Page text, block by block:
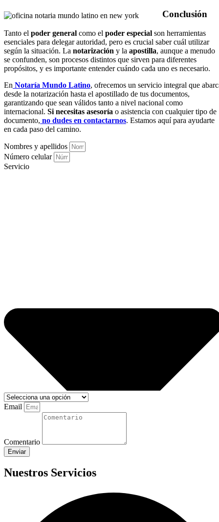
Conclusión
Tanto el poder general como el poder especial son herramientas
esenciales para delegar autoridad, pero es crucial saber cuál utilizar
según la situación. La notarización y la apostilla, aunque a menudo
se confunden, son procesos distintos que sirven para diferentes
propósitos, y es importante entender cuándo cada uno es necesario.
En Notaría Mundo Latino, ofrecemos un servicio integral que
desde la notarización hasta el apostillado de tus documentos,
garantizando que sean válidos tanto a nivel nacional como
internacional. Si necesitas asesoría o asistencia con cualquier tipo de
documento, no dudes en contactarnos. Estamos aquí para ayudarte
en cada paso del camino.
Nombres y apellidos
Número celular
Servicio
Email
Comentario
Enviar
Nuestros Servicios